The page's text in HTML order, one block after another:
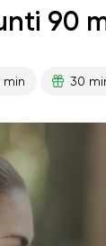
90
min 30